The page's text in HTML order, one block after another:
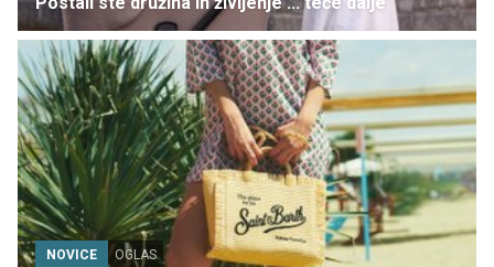
NOVICE OGLAS